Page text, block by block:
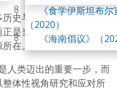
第三届世界食学论
峰会
第四届世界食学论
《食学伊斯坦布
（2020）
《海南倡议》（
史与当代的人类冲突，
是当今世界众多全球性
在。
人类迈出的重要一步，而
体性视角研究和应对所